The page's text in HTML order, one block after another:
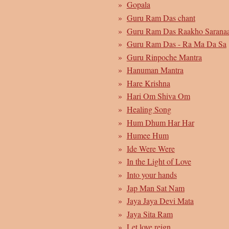
Gopala
Guru Ram Das chant
Guru Ram Das Raakho
Guru Ram Das - Ra Ma Da Sa
Guru Rinpoche Mantra
Hanuman Mantra
Hare Krishna
Hari Om Shiva Om
Healing Song
Hum Dhum Har Har
Humee Hum
Ide Were Were
In the Light of Love
Into your hands
Jap Man Sat Nam
Jaya Jaya Devi Mata
Jaya Sita Ram